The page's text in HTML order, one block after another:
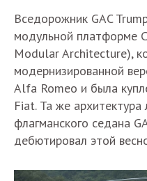
Вседорожник GAC
модульной платформе
Modular Architecture),
модернизированной
Alfa Romeo и была
Fiat. Та же
флагманского седана
дебютировал этой